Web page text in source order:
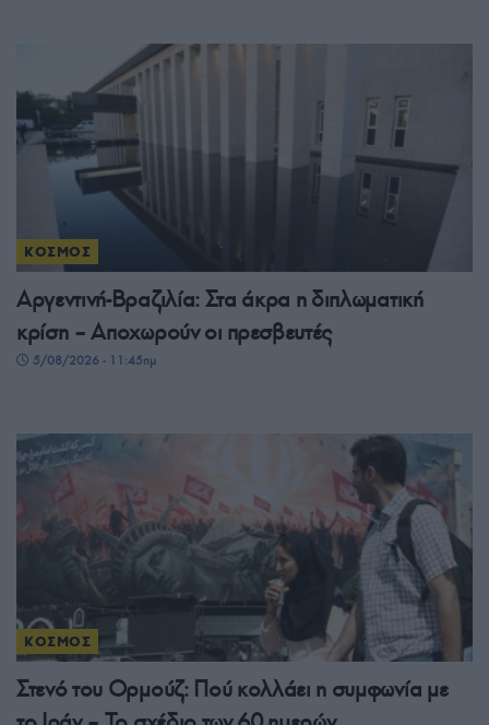
ΚΟΣΜΟΣ
Αργεντινή-Βραζιλία: Στα άκρα η διπλωματική
κρίση – Αποχωρούν οι πρεσβευτές
5/08/2026 - 11:45πμ
ΚΟΣΜΟΣ
Στενό του Ορμούζ: Πού κολλάει η συμφωνία με